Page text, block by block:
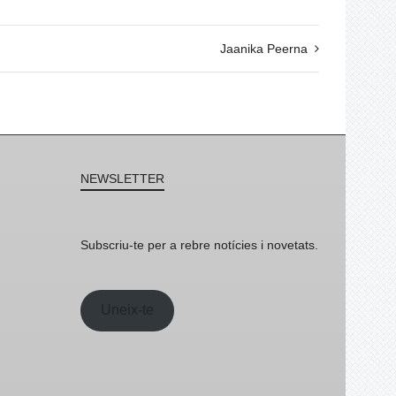
Jaanika Peerna
NEWSLETTER
Subscriu-te per a rebre notícies i novetats.
Uneix-te